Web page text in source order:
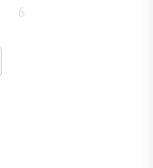
6